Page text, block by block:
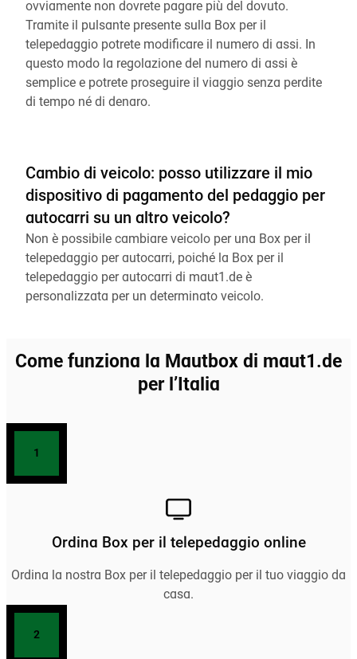
ovviamente non dovrete pagare più del dovuto.
Tramite il pulsante presente sulla Box per il
telepedaggio potrete modificare il numero di assi. In
questo modo la regolazione del numero di assi è
semplice e potrete proseguire il viaggio senza perdite
di tempo né di denaro.
Cambio di veicolo: posso utilizzare il mio
dispositivo di pagamento del pedaggio per
autocarri su un altro veicolo?
Non è possibile cambiare veicolo per una Box per il
telepedaggio per autocarri, poiché la Box per il
telepedaggio per autocarri di maut1.de è
personalizzata per un determinato veicolo.
Come funziona la Mautbox di maut1.de
per l’Italia
1
Ordina Box per il telepedaggio online
Ordina la nostra Box per il telepedaggio per il tuo viaggio da
casa.
2